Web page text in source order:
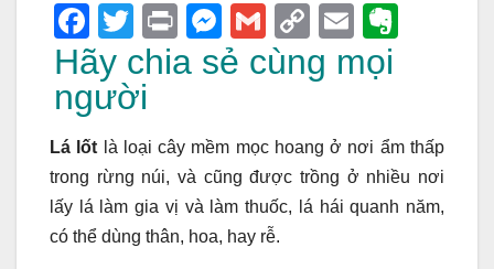
F
a
c
e
b
o
o
T
wi
tt
Pr
in
M
e
n
g
er
G
m
C
o
p
Li
n
E
m
ail
ot
e
Hãy chia sẻ cùng mọi
người
Lá lốt là loại cây mềm mọc hoang ở nơi ẩm thấp
trong rừng núi, và cũng được trồng ở nhiều nơi
lấy lá làm gia vị và làm thuốc, lá hái quanh năm,
có thể dùng thân, hoa, hay rễ.